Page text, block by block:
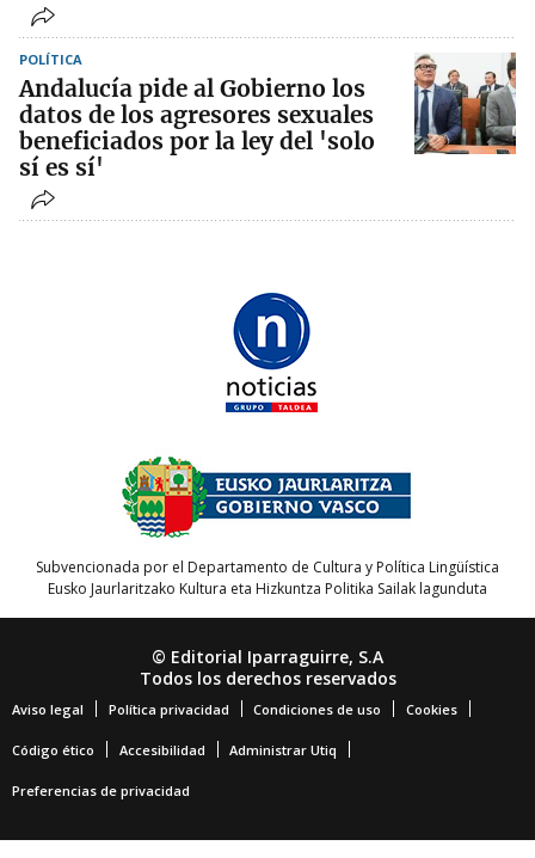
POLÍTICA
Andalucía pide al Gobierno los
datos de los agresores sexuales
beneficiados por la ley del 'solo
sí es sí'
Subvencionada por el Departamento de Cultura y Política Lingüística
Eusko Jaurlaritzako Kultura eta Hizkuntza Politika Sailak lagunduta
© Editorial Iparraguirre, S.A
Todos los derechos reservados
Aviso legal Política privacidad Condiciones de uso Cookies
Código ético Accesibilidad Administrar Utiq
Preferencias de privacidad